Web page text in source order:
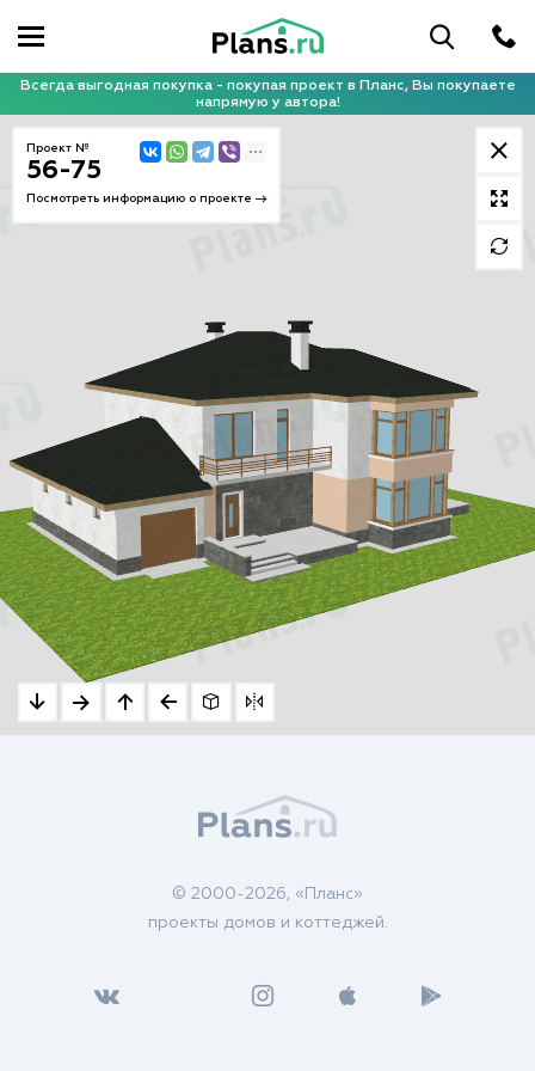
Всегда выгодная покупка - покупая проект в Планс, Вы покупаете
напрямую у автора!
Проект №
56-75
Посмотреть информацию о проекте
© 2000-2026, «Планс»
проекты домов и коттеджей.